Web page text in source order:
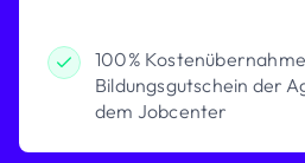
100%
Bildungsgutschein der
dem Jobcenter